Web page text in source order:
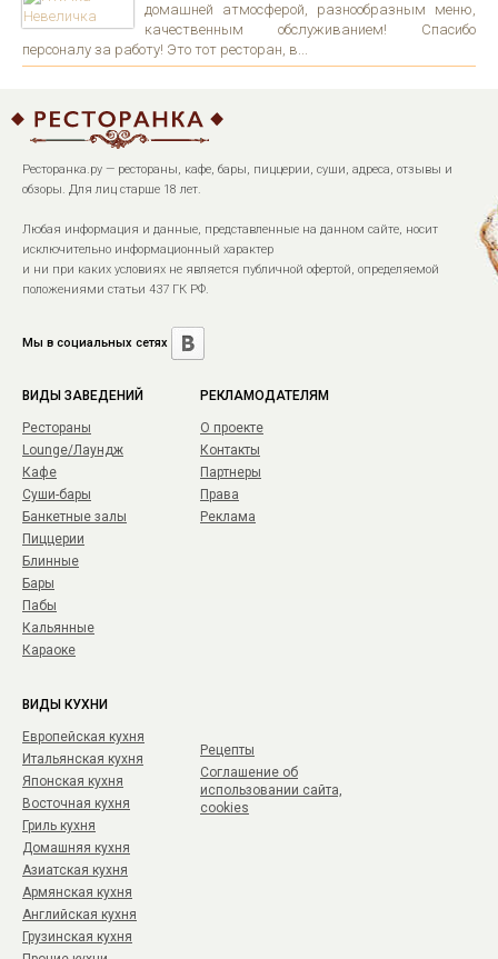
домашней атмосферой, разнообразным меню,
качественным обслуживанием! Спасибо
персоналу за работу! Это тот ресторан, в...
Ресторанка.ру — рестораны, кафе, бары, пиццерии, суши, адреса, отзывы и
обзоры. Для лиц старше 18 лет.
Любая информация и данные, представленные на данном сайте, носит
исключительно информационный характер
и ни при каких условиях не является публичной офертой, определяемой
положениями статьи 437 ГК РФ.
Мы в социальных сетях
ВИДЫ ЗАВЕДЕНИЙ
Рестораны
Lounge/Лаундж
Кафе
Суши-бары
Банкетные залы
Пиццерии
Блинные
Бары
Пабы
Кальянные
Караоке
РЕКЛАМОДАТЕЛЯМ
О проекте
Контакты
Партнеры
Права
Реклама
ВИДЫ КУХНИ
Европейская кухня
Итальянская кухня
Японская кухня
Восточная кухня
Гриль кухня
Домашняя кухня
Азиатская кухня
Армянская кухня
Английская кухня
Грузинская кухня
Рецепты
Соглашение об
использовании сайта,
cookies